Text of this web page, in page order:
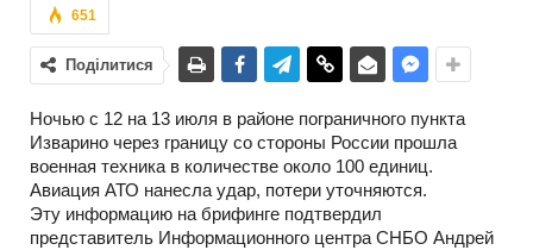
651
Поділитися
Ночью c 12 на 13 июля в районе пограничного пункта
Изварино через границу со стороны России прошла
военная техника в количестве около 100 единиц.
Авиация АТО нанесла удар, потери уточняются.
Эту информацию на брифинге подтвердил
представитель Информационного центра СНБО Андрей